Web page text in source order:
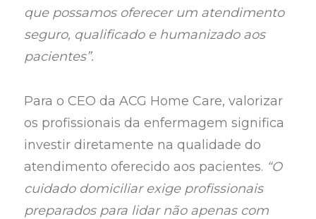
que possamos oferecer um atendimento
seguro, qualificado e humanizado aos
pacientes”.
Para o CEO da ACG Home Care, valorizar
os profissionais da enfermagem significa
investir diretamente na qualidade do
atendimento oferecido aos pacientes. “O
cuidado domiciliar exige profissionais
preparados para lidar não apenas com